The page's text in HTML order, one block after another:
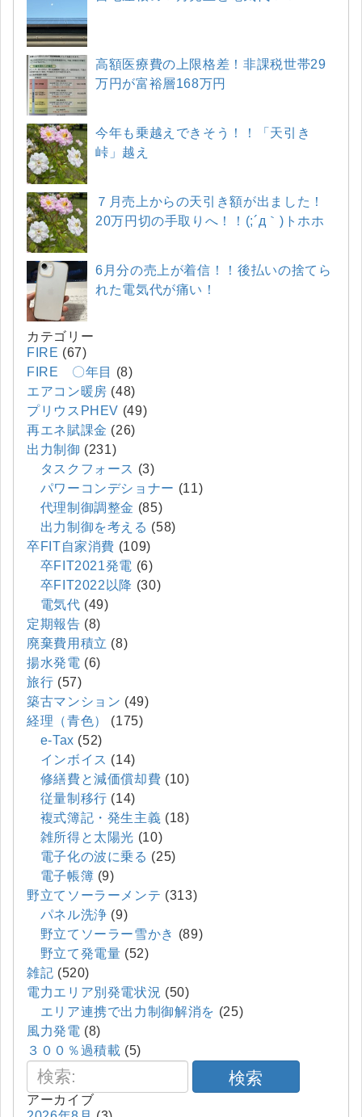
高額医療費の上限格差！非課税世帯29
万円が富裕層168万円
今年も乗越えできそう！！「天引き
峠」越え
７月売上からの天引き額が出ました！
20万円切の手取りへ！！(;´д｀)トホホ
6月分の売上が着信！！後払いの捨てら
れた電気代が痛い！
カテゴリー
FIRE (67)
FIRE 〇年目
(8)
エアコン暖房 (48)
プリウスPHEV (49)
再エネ賦課金 (26)
出力制御 (231)
タスクフォース (3)
パワーコンデショナー (11)
代理制御調整金 (85)
出力制御を考える (58)
卒FIT自家消費 (109)
卒FIT2021発電 (6)
卒FIT2022以降 (30)
電気代 (49)
定期報告 (8)
廃棄費用積立 (8)
揚水発電 (6)
旅行 (57)
築古マンション (49)
経理（青色）
(175)
e-Tax (52)
インボイス (14)
修繕費と減価償却費 (10)
従量制移行 (14)
複式簿記・発生主義 (18)
雑所得と太陽光 (10)
電子化の波に乗る (25)
電子帳簿 (9)
野立てソーラーメンテ (313)
パネル洗浄 (9)
野立てソーラー雪かき (89)
野立て発電量 (52)
雑記 (520)
電力エリア別発電状況 (50)
エリア連携で出力制御解消を (25)
風力発電 (8)
３００％過積載 (5)
検索
アーカイブ